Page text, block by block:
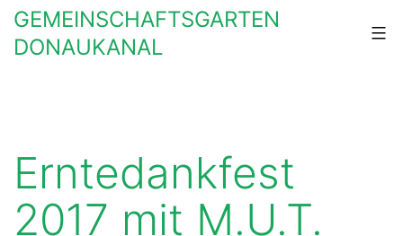
Zum
Inhalt
GEMEINSCHAFTSGARTEN
DONAUKANAL
Erntedankfest
2017 mit M.U.T.